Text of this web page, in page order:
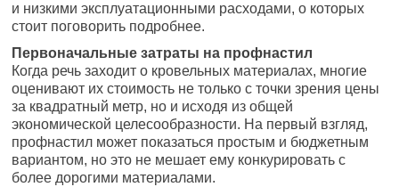
и низкими эксплуатационными расходами, о которых
стоит поговорить подробнее.
Первоначальные затраты на профнастил
Когда речь заходит о кровельных материалах, многие
оценивают их стоимость не только с точки зрения цены
за квадратный метр, но и исходя из общей
экономической целесообразности. На первый взгляд,
профнастил может показаться простым и бюджетным
вариантом, но это не мешает ему конкурировать с
более дорогими материалами.